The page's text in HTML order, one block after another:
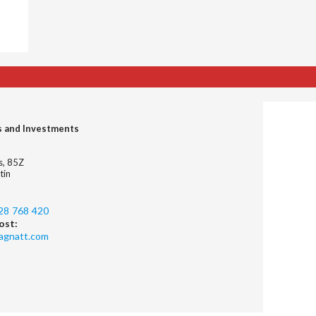
and Investments
85Z
768 420